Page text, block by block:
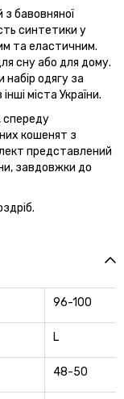
бавовняної
синтетики у
та еластичним.
сну або для дому.
одягу за
міста України.
спереду
кошенят з
представлений
завдовжки до
96-100
L
48-50